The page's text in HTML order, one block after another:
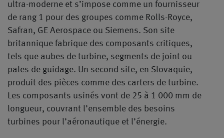
ultra-moderne et s’impose comme un fournisseur
de rang 1 pour des groupes comme Rolls-Royce,
Safran, GE Aerospace ou Siemens. Son site
britannique fabrique des composants critiques,
tels que aubes de turbine, segments de joint ou
pales de guidage. Un second site, en Slovaquie,
produit des pièces comme des carters de turbine.
Les composants usinés vont de 25 à 1 000 mm de
longueur, couvrant l’ensemble des besoins
turbines pour l’aéronautique et l’énergie.